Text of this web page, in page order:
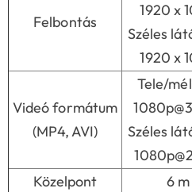
Felbontás
1920 x
Széles
1920 x
Videó formátum
(MP4, AVI)
Tele/
Széles
Közelpont 6 m